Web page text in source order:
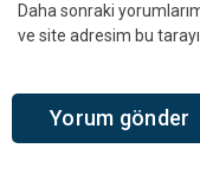
Daha sonraki
ve site adresim bu